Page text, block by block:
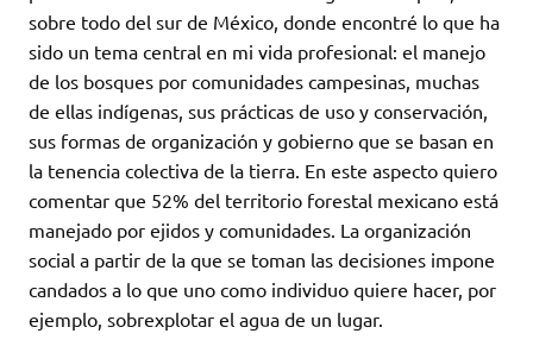
sobre todo del sur de México, donde encontré lo que ha
sido un tema central en mi vida profesional: el manejo
de los bosques por comunidades campesinas, muchas
de ellas indígenas, sus prácticas de uso y conservación,
sus formas de organización y gobierno que se basan en
la tenencia colectiva de la tierra. En este aspecto quiero
comentar que 52% del territorio forestal mexicano está
manejado por ejidos y comunidades. La organización
social a partir de la que se toman las decisiones impone
candados a lo que uno como individuo quiere hacer, por
ejemplo, sobrexplotar el agua de un lugar.